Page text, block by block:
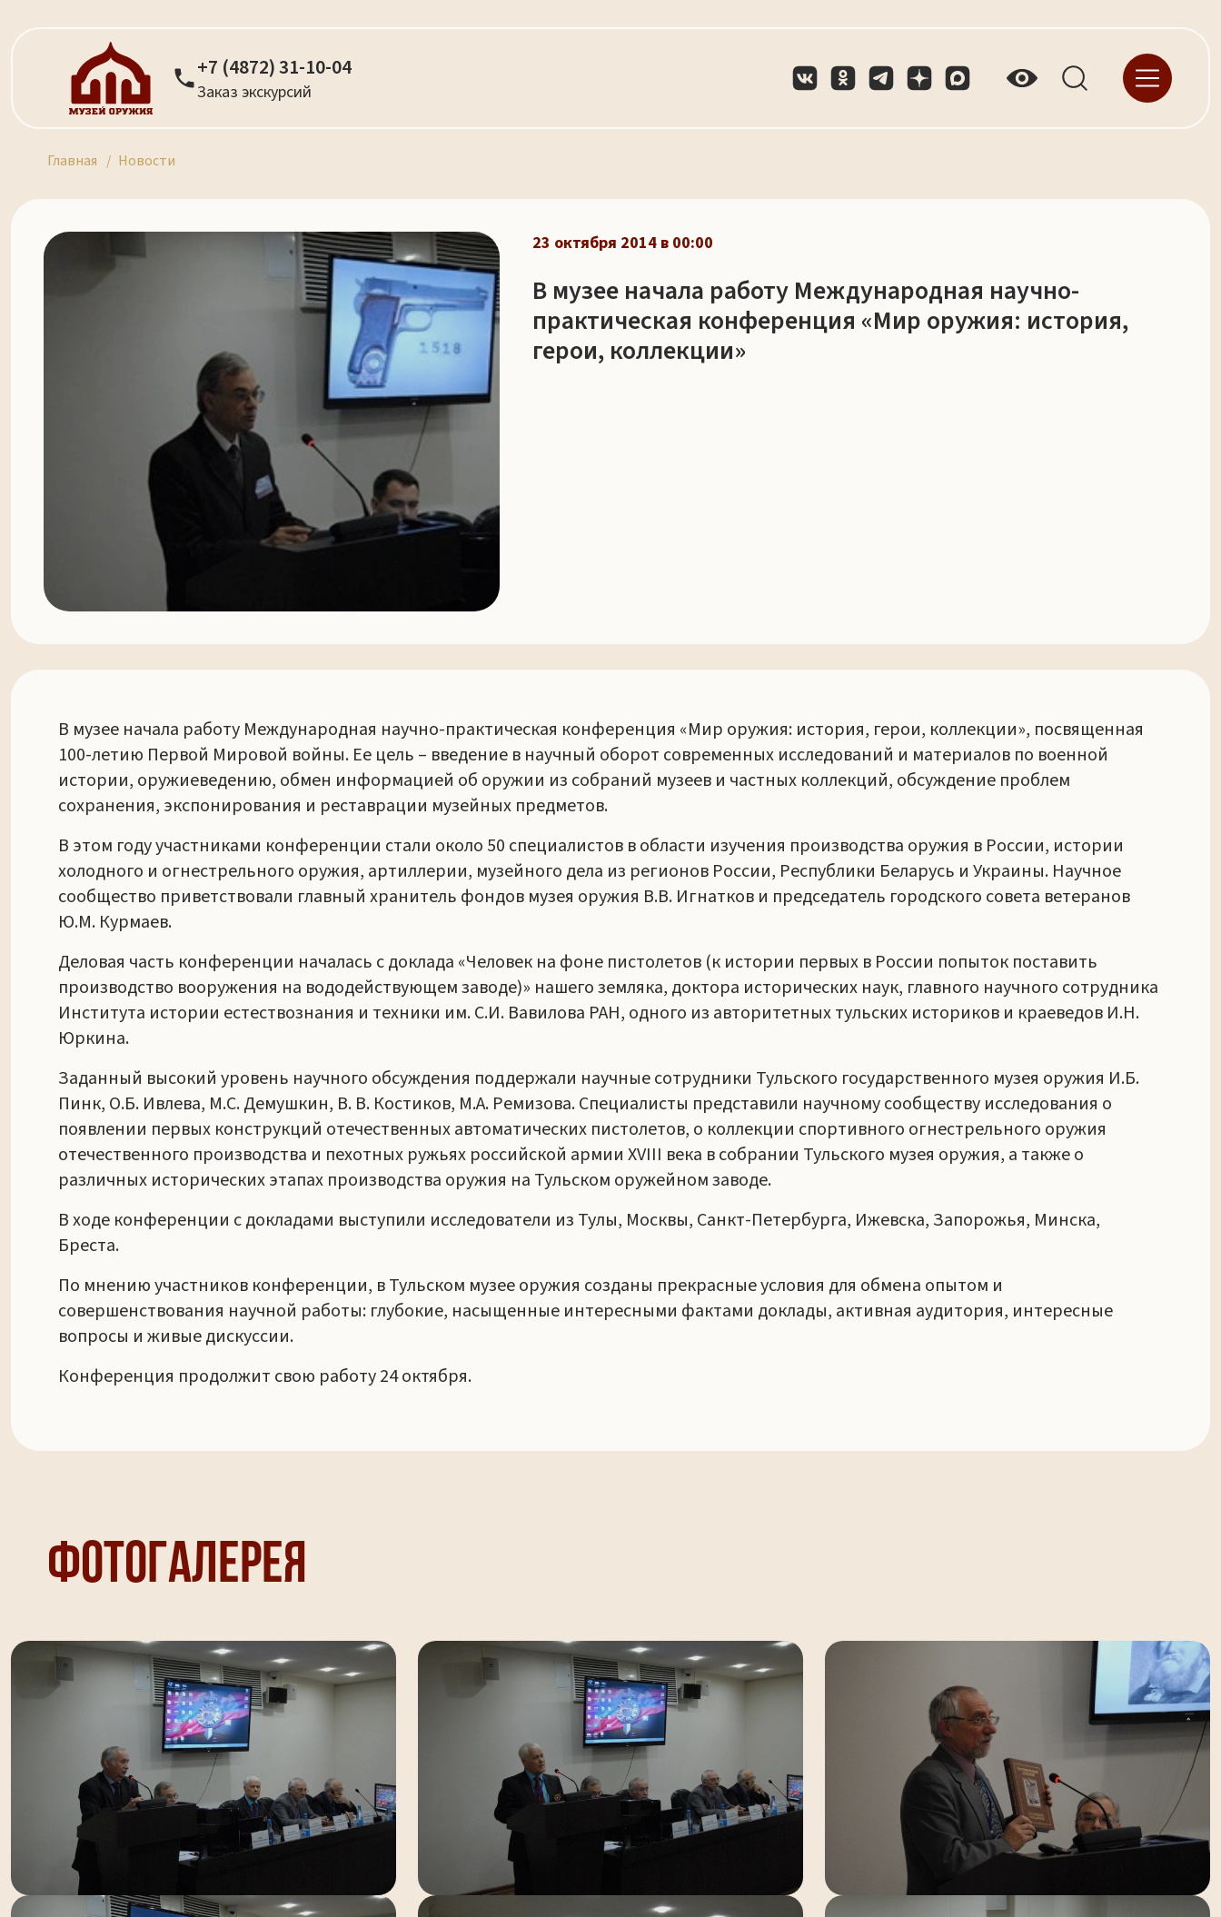
+7 (4872) 31-10-04
Заказ экскурсий
Главная Новости
23 октября 2014 в 00:00
В музее начала работу Международная научно-
практическая конференция «Мир оружия: история,
герои, коллекции»
В музее начала работу Международная научно-практическая конференция «Мир оружия: история, герои, коллекции», посвященная
100-летию Первой Мировой войны. Ее цель – введение в научный оборот современных исследований и материалов по военной
истории, оружиеведению, обмен информацией об оружии из собраний музеев и частных коллекций, обсуждение проблем
сохранения, экспонирования и реставрации музейных предметов.
В этом году участниками конференции стали около 50 специалистов в области изучения производства оружия в России, истории
холодного и огнестрельного оружия, артиллерии, музейного дела из регионов России, Республики Беларусь и Украины. Научное
сообщество приветствовали главный хранитель фондов музея оружия В.В. Игнатков и председатель городского совета ветеранов
Ю.М. Курмаев.
Деловая часть конференции началась с доклада «Человек на фоне пистолетов (к истории первых в России попыток поставить
производство вооружения на вододействующем заводе)» нашего земляка, доктора исторических наук, главного научного сотрудника
Института истории естествознания и техники им. С.И. Вавилова РАН, одного из авторитетных тульских историков и краеведов И.Н.
Юркина.
Заданный высокий уровень научного обсуждения поддержали научные сотрудники Тульского государственного музея оружия И.Б.
Пинк, О.Б. Ивлева, М.С. Демушкин, В. В. Костиков, М.А. Ремизова. Специалисты представили научному сообществу исследования о
появлении первых конструкций отечественных автоматических пистолетов, о коллекции спортивного огнестрельного оружия
отечественного производства и пехотных ружьях российской армии XVIII века в собрании Тульского музея оружия, а также о
различных исторических этапах производства оружия на Тульском оружейном заводе.
В ходе конференции с докладами выступили исследователи из Тулы, Москвы, Санкт-Петербурга, Ижевска, Запорожья, Минска,
Бреста.
По мнению участников конференции, в Тульском музее оружия созданы прекрасные условия для обмена опытом и
совершенствования научной работы: глубокие, насыщенные интересными фактами доклады, активная аудитория, интересные
вопросы и живые дискуссии.
Конференция продолжит свою работу 24 октября.
Фотогалерея